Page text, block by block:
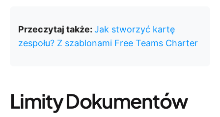
Przeczytaj także: Jak stworzyć kartę
zespołu? Z szablonami Free Teams Charter
Limity Dokumentów